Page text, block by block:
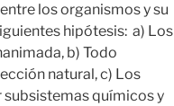
los organismos y su
hipótesis: a) Los
b) Todo
natural, c) Los
químicos y